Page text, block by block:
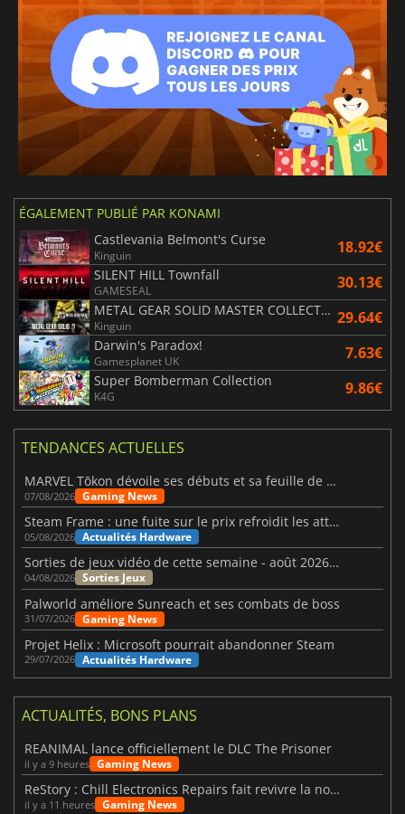
ÉGALEMENT PUBLIÉ PAR KONAMI
Castlevania Belmont's Curse
Kinguin 18.92€
SILENT HILL Townfall
GAMESEAL 30.13€
METAL GEAR SOLID MASTER COLLECTION Vol.2
Kinguin 29.64€
Darwin's Paradox!
Gamesplanet UK 7.63€
Super Bomberman Collection
K4G 9.86€
TENDANCES ACTUELLES
MARVEL Tōkon dévoile ses débuts et sa feuille de route
07/08/2026 Gaming News
Steam Frame : une fuite sur le prix refroidit les attentes VR
05/08/2026 Actualités Hardware
Sorties de jeux vidéo de cette semaine - août 2026 (semaine 32)
04/08/2026 Sorties Jeux
Palworld améliore Sunreach et ses combats de boss
31/07/2026 Gaming News
Projet Helix : Microsoft pourrait abandonner Steam
29/07/2026 Actualités Hardware
ACTUALITÉS, BONS PLANS
REANIMAL lance officiellement le DLC The Prisoner
il y a 9 heures Gaming News
ReStory : Chill Electronics Repairs fait revivre la nostalgie des années 2000
il y a 11 heures Gaming News